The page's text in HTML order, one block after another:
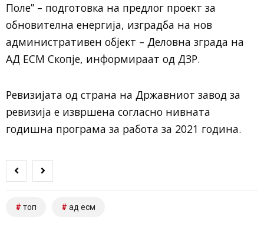
Поле” – подготовка на предлог проект за
обновителна енергија, изградба на нов
административен објект – Деловна зграда на
АД ЕСМ Скопје, информираат од ДЗР.
Ревизијата од страна на Државниот завод за
ревизија е извршена согласно нивната
годишна програма за работа за 2021 година.
топ ад есм